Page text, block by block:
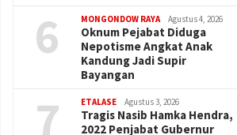
6 MONGONDOW RAYA Agustus 4, 2026
Oknum Pejabat Diduga
Nepotisme Angkat Anak
Kandung Jadi Supir
Bayangan
7 ETALASE Agustus 3, 2026
Tragis Nasib Hamka Hendra,
2022 Penjabat Gubernur